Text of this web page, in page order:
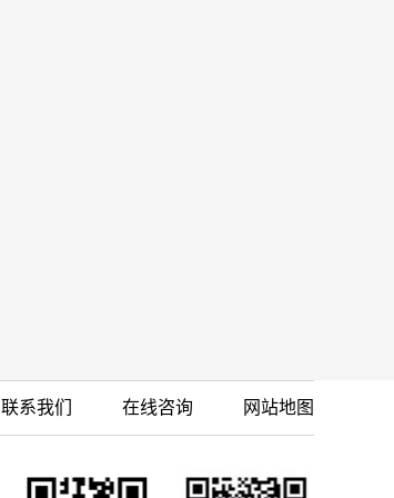
联系我们 在线咨询 网站地图